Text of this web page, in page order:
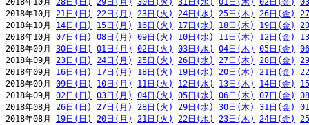
2018年10月 28日(日) 29日(月) 30日(火) 31日(水) 01日(木) 02日(金)
2018年10月 21日(日) 22日(月) 23日(火) 24日(水) 25日(木) 26日(金)
2018年10月 14日(日) 15日(月) 16日(火) 17日(水) 18日(木) 19日(金)
2018年10月 07日(日) 08日(月) 09日(火) 10日(水) 11日(木) 12日(金)
2018年09月 30日(日) 01日(月) 02日(火) 03日(水) 04日(木) 05日(金)
2018年09月 23日(日) 24日(月) 25日(火) 26日(水) 27日(木) 28日(金)
2018年09月 16日(日) 17日(月) 18日(火) 19日(水) 20日(木) 21日(金)
2018年09月 09日(日) 10日(月) 11日(火) 12日(水) 13日(木) 14日(金)
2018年09月 02日(日) 03日(月) 04日(火) 05日(水) 06日(木) 07日(金)
2018年08月 26日(日) 27日(月) 28日(火) 29日(水) 30日(木) 31日(金)
2018年08月 19日(日) 20日(月) 21日(火) 22日(水) 23日(木) 24日(金)